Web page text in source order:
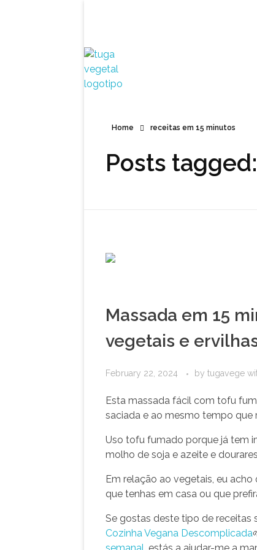
Home receitas em 15 minutos
Posts
Massada em 15
vegetais e
February 22, 2024 by tugavege
Esta massada fácil com tofu
saciada e ao mesmo tempo que
Uso tofu fumado porque já tem
molho de soja e azeite e
Em relação ao vegetais, eu
que tenhas em casa ou que
Se gostas deste tipo de receitas
Cozinha Vegana Descomplicada